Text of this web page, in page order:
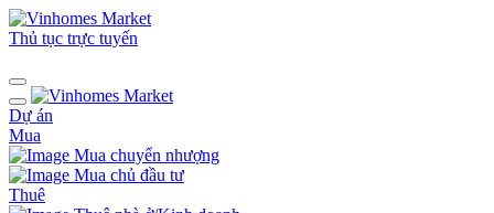
Thủ tục trực tuyến
Dự án
Mua
Mua chuyển nhượng
Mua chủ đầu tư
Thuê